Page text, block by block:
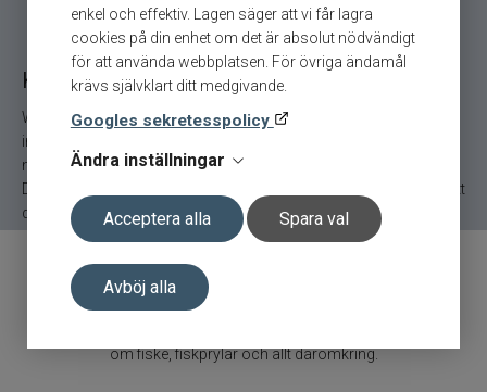
enkel och effektiv. Lagen säger att vi får lagra
cookies på din enhet om det är absolut nödvändigt
för att använda webbplatsen. För övriga ändamål
krävs självklart ditt medgivande.
Googles sekretesspolicy
Ändra inställningar
Acceptera alla Spara val
Avböj alla
Benecchi
Billow Baits
Bite Of Bleak
Bomber
Brewer Baits
Blue fox skeddrag
Klassisk gäddbete ett måste i betesboxen.
Wobblern inbjuder till ett varierat fiske. I nosen återfinns två
infästningspunkter som ger olika gång och olika djupgående. De
nyare modellerna har två bukkrokar istället för som tidigare tre.
Detta gör den bättre vid spinnfiske eftersom det minskar risken att
den hänger sig. Men fångstegenskaperna är fortfarande kvar!
Allt om fiske - nyhetsbrev
om fiske, fiskprylar och allt däromkring.